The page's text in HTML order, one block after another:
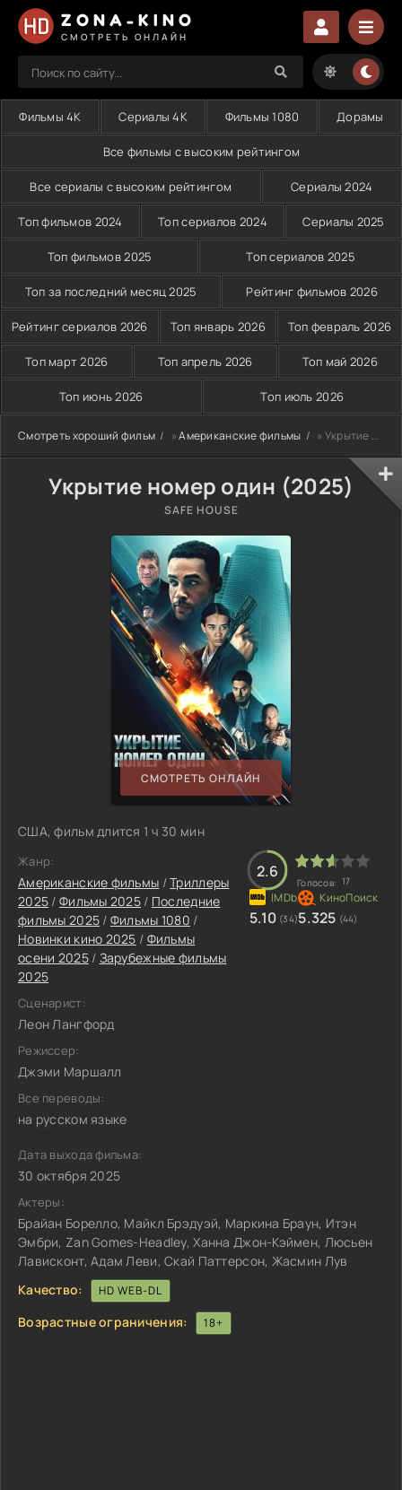
ZONA-KINO
СМОТРЕТЬ ОНЛАЙН
Фильмы 4K Сериалы 4K Фильмы 1080 Дорамы
Все фильмы с высоким рейтингом
Все сериалы с высоким рейтингом Сериалы 2024
Топ фильмов 2024 Топ сериалов 2024 Сериалы 2025
Топ фильмов 2025 Топ сериалов 2025
Топ за последний месяц 2025 Рейтинг фильмов 2026
Рейтинг сериалов 2026 Топ январь 2026 Топ февраль 2026
Топ март 2026 Топ апрель 2026 Топ май 2026
Топ июнь 2026 Топ июль 2026
Смотреть хороший фильм »Американские фильмы » Укрытие номер один (2025)
Укрытие номер один (2025)
SAFE HOUSE
СМОТРЕТЬ ОНЛАЙН
США, фильм длится 1 ч 30 мин
Жанр:
Американские фильмы /Триллеры
2025 / Фильмы 2025 / Последние
фильмы 2025 / Фильмы 1080 /
Новинки кино 2025 / Фильмы
осени 2025/ Зарубежные фильмы
2025
Сценарист:
Леон Лангфорд
Режиссер:
Джэми Маршалл
Все переводы:
на русском языке
2.6
Голосов: 17
5.10 (34)5.325 (44)
Дата выхода фильма:
30 октября 2025
Актеры:
Брайан Борелло, Майкл Брэдуэй, Маркина Браун, Итэн
Эмбри, Zan Gomes-Headley, Ханна Джон-Кэймен, Люсьен
Лависконт, Адам Леви, Скай Паттерсон, Жасмин Лув
Качество:
HD WEB-DL
Возрастные ограничения: 18+